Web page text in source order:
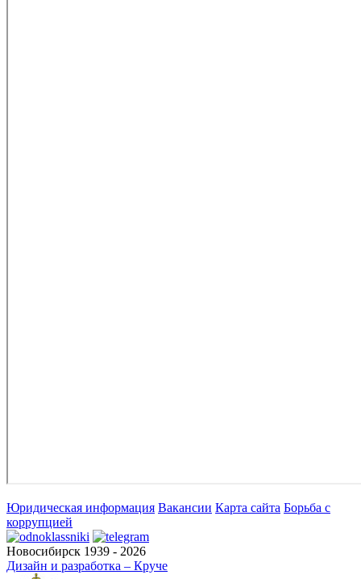
Юридическая информация Вакансии Карта сайта Борьба с
коррупцией
Новосибирск 1939 - 2026
Дизайн и разработка – Круче